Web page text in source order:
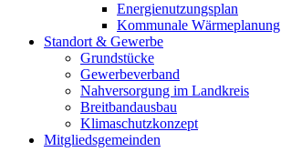
Energienutzungsplan
Kommunale Wärmeplanung
Standort & Gewerbe
Grundstücke
Gewerbeverband
Nahversorgung im Landkreis
Breitbandausbau
Klimaschutzkonzept
Mitgliedsgemeinden